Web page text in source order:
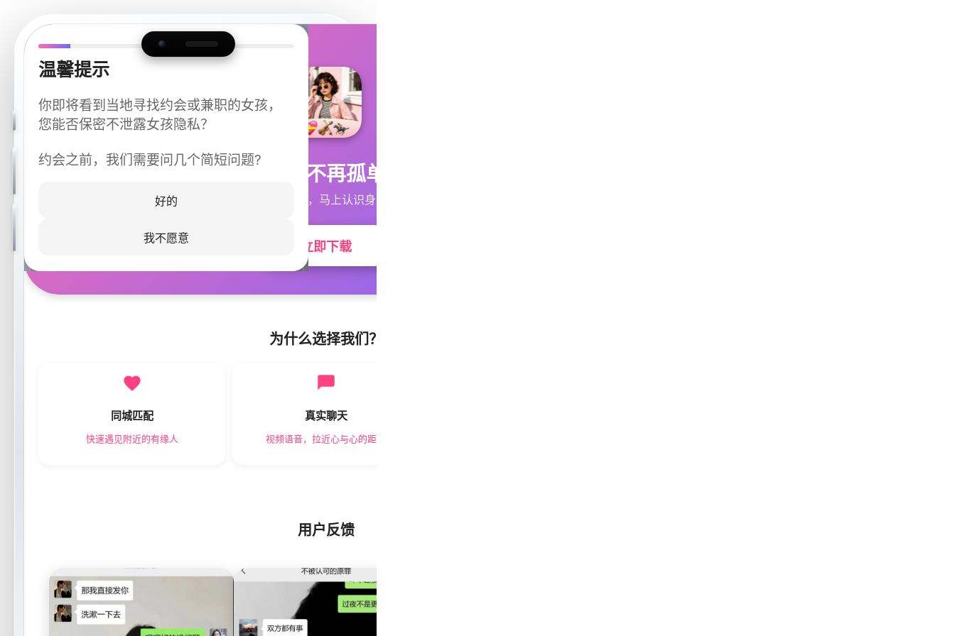
温馨提示
你即将看到当地寻找约会或兼职的女孩，
您能否保密不泄露女孩隐私？
约会之前，我们需要问几个简短问题?
好的
我不愿意
今晚不再孤单
同城快速匹配，马上认识身边的TA
立即下载
为什么选择我们？
同城匹配
快速遇见附近的有缘人
真实聊天
视频语音，拉近心与心的距离
用户反馈